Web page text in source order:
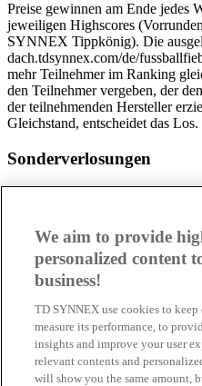
Preise gewinnen am Ende jedes
jeweiligen Highscores
SYNNEX Tippkönig). Die
dach.tdsynnex.com/de/
mehr Teilnehmer im Ranking
den Teilnehmer vergeben, der
der teilnehmenden Hersteller
Gleichstand, entscheidet das Los.
Sonderverlosungen
unregelmäßigen Abständen
Tippen einzelner Spiele oder für
Die entsprechenden
Gewinne werden rechtzeitig und
dach.tdsynnex.com/de/
Jeder Gewinner wird spätestens
seinen Gewinn benachrichtigt.
die bei der Registrierung
sicher, dass seine
informiert ist und dem Erhalt
We aim to provide
personalized content
business!
TD SYNNEX use cookies to
measure its performance, to
insights and improve your user
relevant contents and
will show you the same amount,